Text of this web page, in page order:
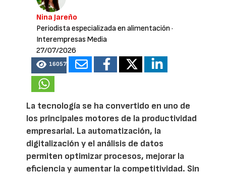
Nina Jareño
Periodista especializada en alimentación ·
Interempresas Media
27/07/2026
16057
La tecnología se ha convertido en uno de
los principales motores de la productividad
empresarial. La automatización, la
digitalización y el análisis de datos
permiten optimizar procesos, mejorar la
eficiencia y aumentar la competitividad. Sin